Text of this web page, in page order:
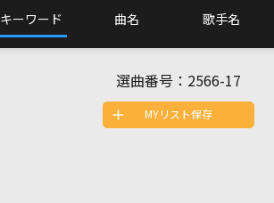
キーワード 曲名 歌手名
選曲番号： 2566-17
MYリスト保存